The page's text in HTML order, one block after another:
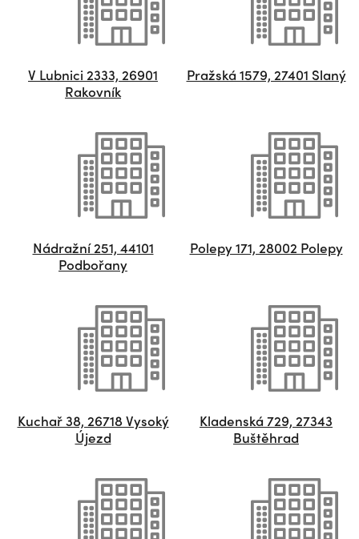
V Lubnici 2333, 26901
Rakovník
Pražská 1579, 27401 Slaný
Nádražní 251, 44101
Podbořany
Polepy 171, 28002 Polepy
Kuchař 38, 26718 Vysoký
Újezd
Kladenská 729, 27343
Buštěhrad